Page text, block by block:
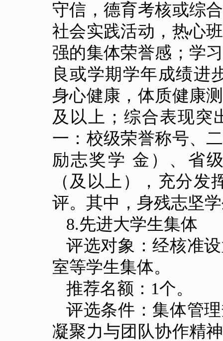
守信，德育考核或综
社会实践活动，热心
强的集体荣誉感；学
良或学期学年成绩进
身心健康，体质健康
及以上；综合表现突
一：校级荣誉称号、
励志奖学 金）、省
（及以上），充分
评。其中，身残志坚
8.先进大学生集体
评选对象：经核准
室等学生集体。
推荐名额： 1个。
评选条件：集体管
凝聚力与团队协作精